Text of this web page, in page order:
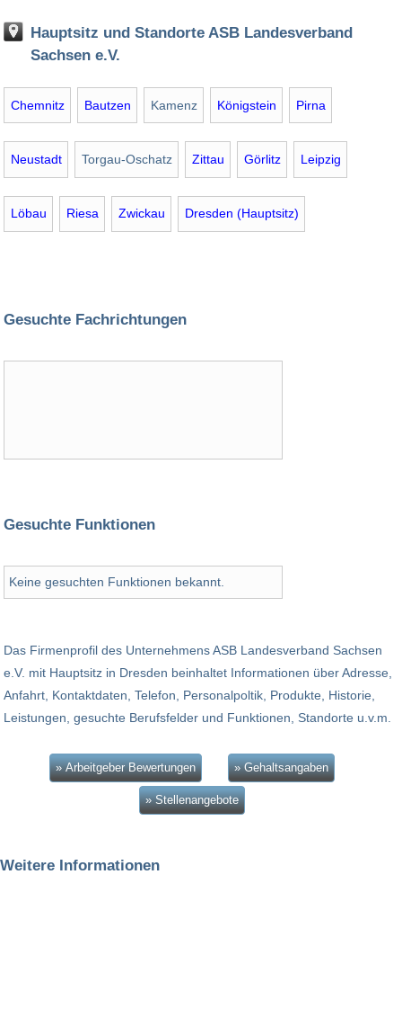
Hauptsitz und Standorte ASB Landesverband
Sachsen e.V.
Chemnitz Bautzen Kamenz Königstein Pirna
Neustadt Torgau-Oschatz Zittau Görlitz Leipzig
Löbau Riesa Zwickau Dresden (Hauptsitz)
Gesuchte Fachrichtungen
Gesuchte Funktionen
Keine gesuchten Funktionen bekannt.
Das Firmenprofil des Unternehmens ASB Landesverband Sachsen
e.V. mit Hauptsitz in Dresden beinhaltet Informationen über Adresse,
Anfahrt, Kontaktdaten, Telefon, Personalpoltik, Produkte, Historie,
Leistungen, gesuchte Berufsfelder und Funktionen, Standorte u.v.m.
» Arbeitgeber Bewertungen » Gehaltsangaben
» Stellenangebote
Weitere Informationen